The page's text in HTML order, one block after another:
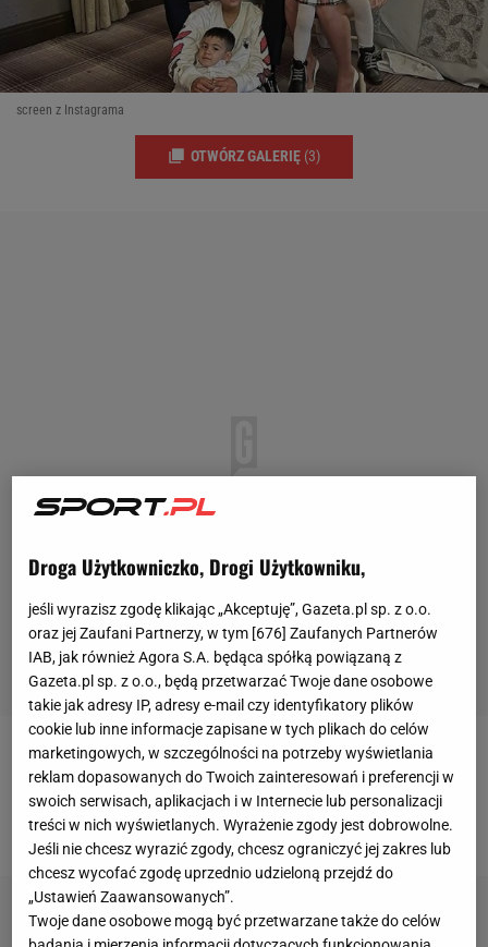
screen z Instagrama
OTWÓRZ GALERIĘ (3)
- Rok 2021 dobiega końca i nie był to łatwy rok
pomimo tego, że strzeliłem 47 goli we wszystkich
rozgrywkach - rozpoczął Ronaldo.
Droga Użytkowniczko, Drogi Użytkowniku,
jeśli wyrazisz zgodę klikając „Akceptuję”, Gazeta.pl sp. z o.o.
oraz jej Zaufani Partnerzy, w tym [676] Zaufanych Partnerów
IAB, jak również Agora S.A. będąca spółką powiązaną z
Gazeta.pl sp. z o.o., będą przetwarzać Twoje dane osobowe
takie jak adresy IP, adresy e-mail czy identyfikatory plików
cookie lub inne informacje zapisane w tych plikach do celów
marketingowych, w szczególności na potrzeby wyświetlania
reklam dopasowanych do Twoich zainteresowań i preferencji w
swoich serwisach, aplikacjach i w Internecie lub personalizacji
treści w nich wyświetlanych. Wyrażenie zgody jest dobrowolne.
Jeśli nie chcesz wyrazić zgody, chcesz ograniczyć jej zakres lub
chcesz wycofać zgodę uprzednio udzieloną przejdź do
„Ustawień Zaawansowanych”.
Twoje dane osobowe mogą być przetwarzane także do celów